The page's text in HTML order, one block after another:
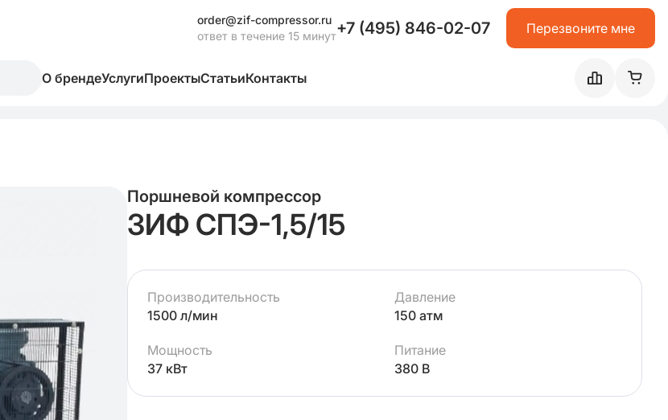
order@zif-compressor.ru
ответ в течение 15 минут+7 (495) 846-02-07 Перезвоните мне
О брендеУслугиПроектыСтатьиКонтакты
Поршневой компрессор
ЗИФ СПЭ-1,5/15
Производительность
1500 л/мин
Давление
150 атм
Мощность
37 кВт
Питание
380 В